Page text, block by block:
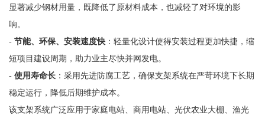
显著减少钢材用量，既降低了原材料成本，也减轻了对环境的影
响。
- 节能、环保、安装速度快：轻量化设计使得安装过程更加快捷，缩
短项目建设周期，助力业主尽快并网发电。
- 使用寿命长：采用先进防腐工艺，确保支架系统在严苛环境下长期
稳定运行，降低后期维护成本。
该支架系统广泛应用于家庭电站、商用电站、光伏农业大棚、渔光